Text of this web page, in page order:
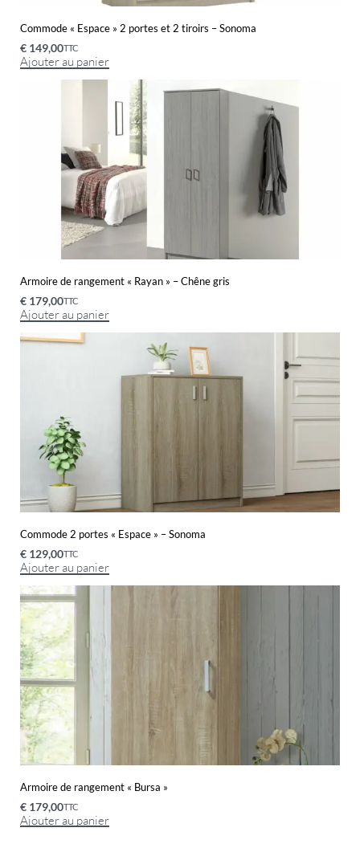
Commode « Espace » 2 portes et 2 tiroirs – Sonoma
€ 149,00TTC
Ajouter au panier
Armoire de rangement « Rayan » – Chêne gris
€ 179,00TTC
Ajouter au panier
Commode 2 portes « Espace » – Sonoma
€ 129,00TTC
Ajouter au panier
Armoire de rangement « Bursa »
€ 179,00TTC
Ajouter au panier